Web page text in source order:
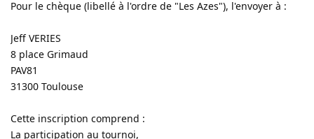
Pour le chèque (libellé à l'ordre de "Les Azes"), l'envoyer à :
Jeff VERIES
8 place Grimaud
PAV81
31300 Toulouse
Cette inscription comprend :
La participation au tournoi,